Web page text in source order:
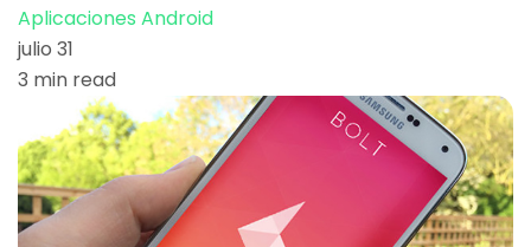
Aplicaciones Android
julio 31
3 min read